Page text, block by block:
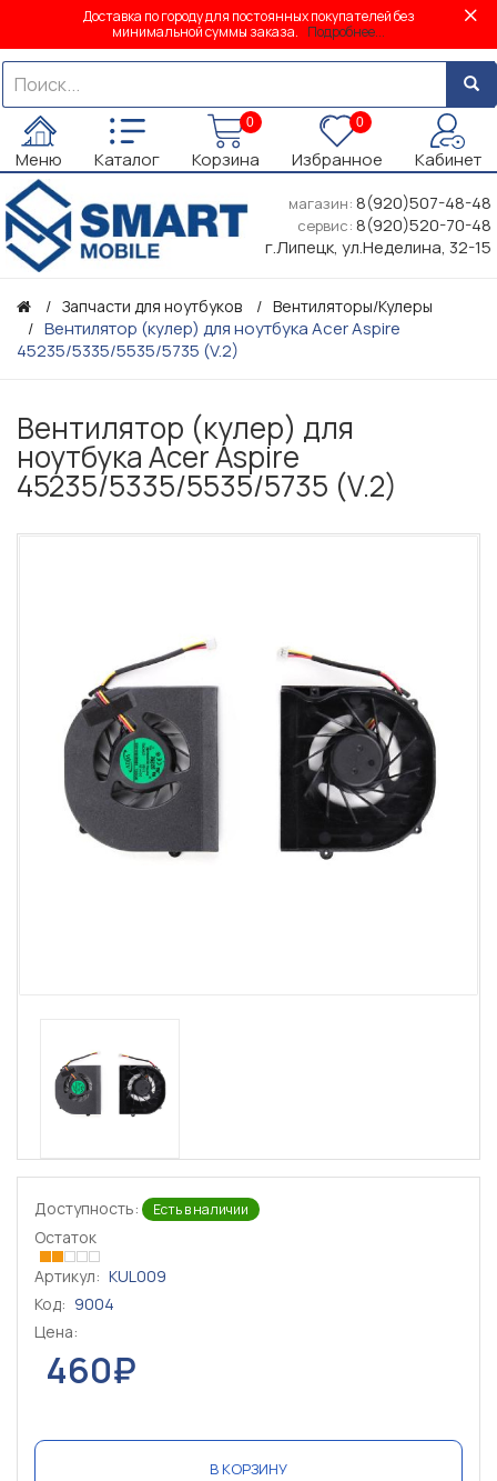
Доставка по городу для постоянных покупателей без
минимальной суммы заказа. Подробнее...
Меню Каталог
0
Корзина
0
Избранное Кабинет
магазин: 8(920)507-48-48
сервис: 8(920)520-70-48
г.Липецк, ул.Неделина, 32-15
Запчасти для ноутбуков Вентиляторы/Кулеры
Вентилятор (кулер) для ноутбука Acer Aspire
45235/5335/5535/5735 (V.2)
Вентилятор (кулер) для
ноутбука Acer Aspire
45235/5335/5535/5735 (V.2)
Доступность: Есть в наличии
Остаток
Артикул: KUL009
Код: 9004
Цена:
460₽
В КОРЗИНУ